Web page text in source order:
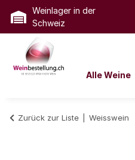
Weinlager in der
Schweiz
Alle Weine
Zurück zur Liste Weisswein